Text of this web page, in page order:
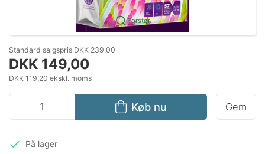
Forstør
Standard salgspris DKK 239,00
DKK 149,00
DKK 119,20 ekskl. moms
Køb nu Gem
På lager